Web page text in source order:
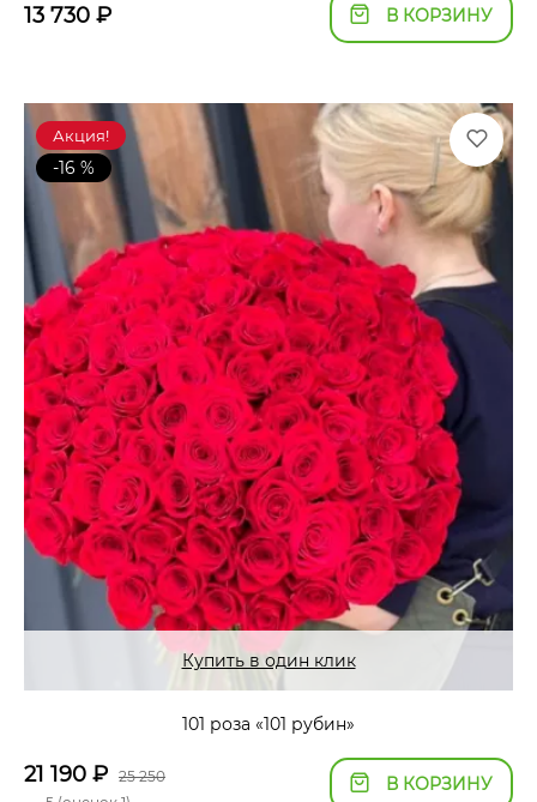
13 730 ₽ В КОРЗИНУ
Акция!
-16 %
Купить в один клик
101 роза «101 рубин»
21 190 ₽ 25 250
В КОРЗИНУ